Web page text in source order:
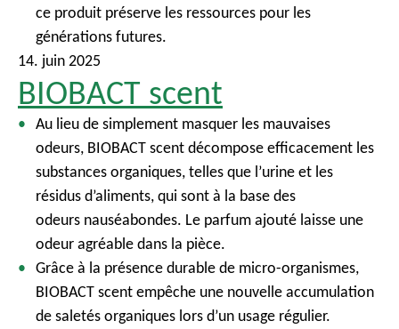
ce produit préserve les ressources pour les
générations futures.
14. juin 2025
BIOBACT scent
Au lieu de simplement masquer les mauvaises
odeurs, BIOBACT scent décompose efficacement les
substances organiques, telles que l’urine et les
résidus d’aliments, qui sont à la base des
odeurs nauséabondes. Le parfum ajouté laisse une
odeur agréable dans la pièce.
Grâce à la présence durable de micro-organismes,
BIOBACT scent empêche une nouvelle accumulation
de saletés organiques lors d’un usage régulier.